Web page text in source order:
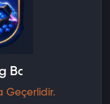
Bang Weekly
Geçerlidir.